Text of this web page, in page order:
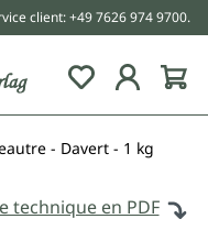
client: +49 7626 974 9700.
- Davert - 1 kg
technique en PDF